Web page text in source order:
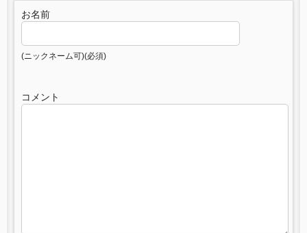
お名前
(ニックネーム可)(必須)
コメント